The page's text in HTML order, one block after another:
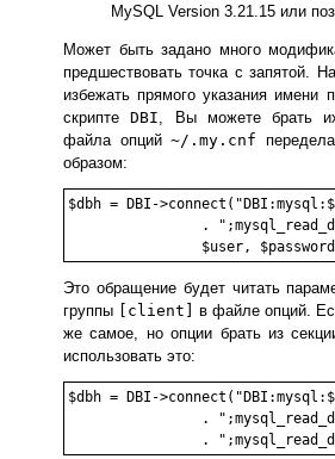
MySQL Version 3.21.15 или
Может быть задано много
предшествовать точка с запятой.
избежать прямого указания имени
скриптеDBI, Вы можете брать их
файла опций~/.my.cnf
образом:
$dbh = DBI-
.
Это обращение будет читать
группы
[client]
в файле опций.
же самое, но опции брать из
использовать это:
$dbh = DBI-
.